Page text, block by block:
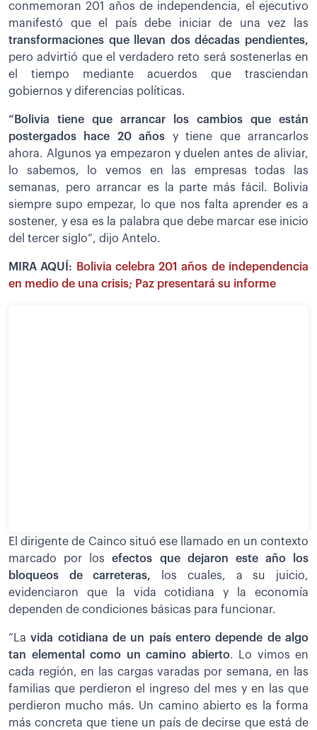
conmemoran 201 años de independencia, el ejecutivo
manifestó que el país debe iniciar de una vez las
transformaciones que llevan dos décadas pendientes,
pero advirtió que el verdadero reto será sostenerlas en
el tiempo mediante acuerdos que trasciendan
gobiernos y diferencias políticas.
“Bolivia tiene que arrancar los cambios que están
postergados hace 20 años y tiene que arrancarlos
ahora. Algunos ya empezaron y duelen antes de aliviar,
lo sabemos, lo vemos en las empresas todas las
semanas, pero arrancar es la parte más fácil. Bolivia
siempre supo empezar, lo que nos falta aprender es a
sostener, y esa es la palabra que debe marcar ese inicio
del tercer siglo”, dijo Antelo.
MIRA AQUÍ:
Bolivia celebra 201 años de independencia
en medio de una crisis; Paz presentará su informe
El dirigente de Cainco situó ese llamado en un contexto
marcado por losefectos que dejaron este año los
bloqueos de carreteras, los cuales, a su juicio,
evidenciaron que la vida cotidiana y la economía
dependen de condiciones básicas para funcionar.
“La vida cotidiana de un país entero depende de algo
tan elemental como un camino abierto. Lo vimos en
cada región, en las cargas varadas por semana, en las
familias que perdieron el ingreso del mes y en las que
perdieron mucho más. Un camino abierto es la forma
más concreta que tiene un país de decirse que está de